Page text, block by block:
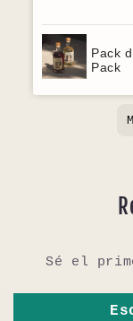
Pack
Pack
Sé el